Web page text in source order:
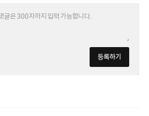
등록하기